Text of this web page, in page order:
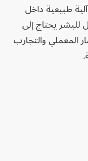
طبيعية داخل
للبشر يحتاج إلى
المعملي والتجارب